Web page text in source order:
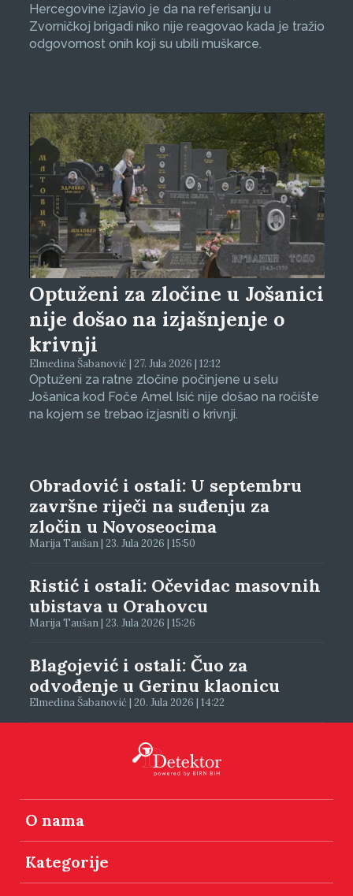
Hercegovine izjavio je da na referisanju u
Zvorničkoj brigadi niko nije reagovao kada je tražio
odgovornost onih koji su ubili muškarce.
Optuženi za zločine u Jošanici
nije došao na izjašnjenje o
krivnji
Elmedina Šabanović | 27. Jula 2026 | 12:12
Optuženi za ratne zločine počinjene u selu
Jošanica kod Foče Amel Isić nije došao na ročište
na kojem se trebao izjasniti o krivnji.
Obradović i ostali: U septembru
završne riječi na suđenju za
zločin u Novoseocima
Marija Taušan | 23. Jula 2026 | 15:50
Ristić i ostali: Očevidac masovnih
ubistava u Orahovcu
Marija Taušan | 23. Jula 2026 | 15:26
Blagojević i ostali: Čuo za
odvođenje u Gerinu klaonicu
Elmedina Šabanović | 20. Jula 2026 | 14:22
O nama
Kategorije